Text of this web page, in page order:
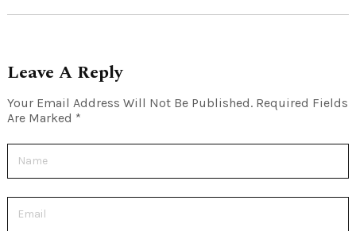
Leave A Reply
Your Email Address Will Not Be Published. Required Fields
Are Marked *